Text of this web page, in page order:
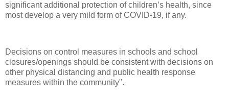
significant additional protection of children’s health, since
most develop a very mild form of COVID-19, if any.
Decisions on control measures in schools and school
closures/openings should be consistent with decisions on
other physical distancing and public health response
measures within the community".